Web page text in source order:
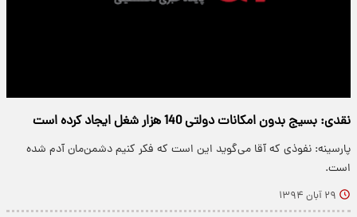
نقدی: بسیج بدون امکانات دولتی 140 هزار شغل ایجاد کرده است
پارسینه: نفوذی که آقا می‌گوید این است که فکر کنیم دشمن‌مان آدم شده
است.
۲۹ آبان ۱۳۹۴